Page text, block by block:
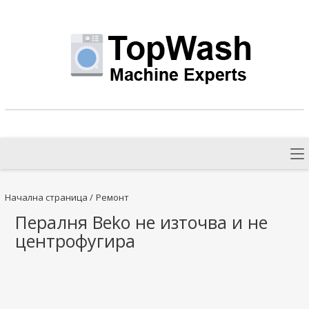
Начална страница / Ремонт
Пералня Beko не източва и не
центрофугира